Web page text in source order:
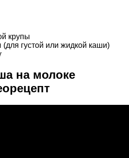
крупы
(для густой или жидкой каши)
на молоке